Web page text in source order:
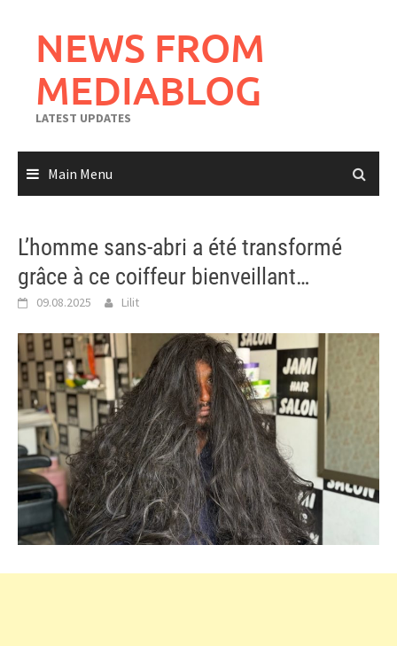
contentNEWS FROM
MEDIABLOG
LATEST UPDATES
Main Menu
L’homme sans-abri a été transformé
grâce à ce coiffeur bienveillant…
09.08.2025 Lilit